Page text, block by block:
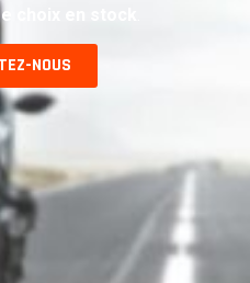
choix en stock
NOUS